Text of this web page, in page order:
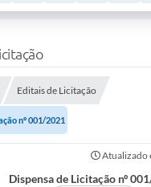
Editais de Licitação
nº 001/2021
Atualizado
Dispensa de Licitação nº